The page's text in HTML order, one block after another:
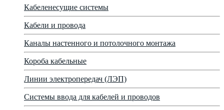
Кабеленесущие системы
Кабели и провода
Каналы настенного и потолочного монтажа
Короба кабельные
Линии электропередач (ЛЭП)
Системы ввода для кабелей и проводов